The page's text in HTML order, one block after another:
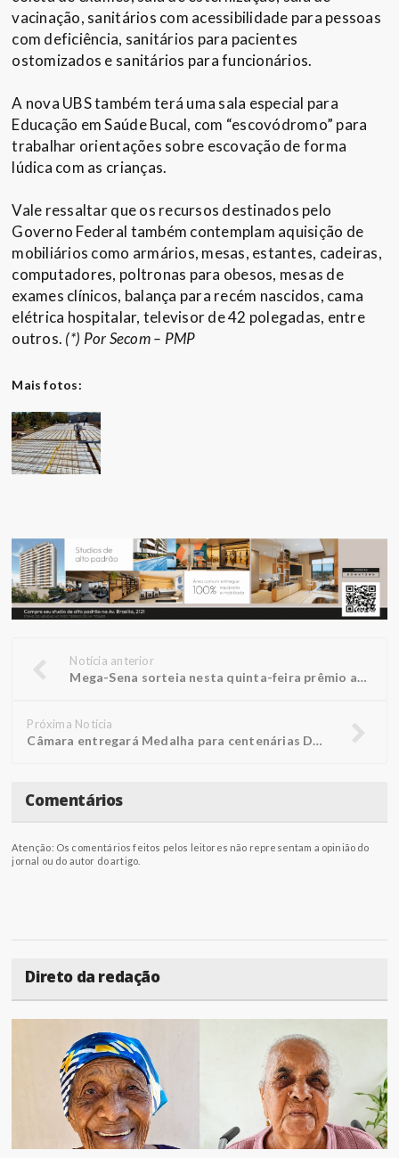
vacinação, sanitários com acessibilidade para pessoas
com deficiência, sanitários para pacientes
ostomizados e sanitários para funcionários.
A nova UBS também terá uma sala especial para
Educação em Saúde Bucal, com “escovódromo” para
trabalhar orientações sobre escovação de forma
lúdica com as crianças.
Vale ressaltar que os recursos destinados pelo
Governo Federal também contemplam aquisição de
mobiliários como armários, mesas, estantes, cadeiras,
computadores, poltronas para obesos, mesas de
exames clínicos, balança para recém nascidos, cama
elétrica hospitalar, televisor de 42 polegadas, entre
outros. (*) Por Secom – PMP
Mais fotos:
Notícia anterior
Mega-Sena sorteia nesta quinta-feira prêmio acumulado em R$ 10 milhões
Próxima Notícia
Câmara entregará Medalha para centenárias Doralice e Rosália
Comentários
Atenção: Os comentários feitos pelos leitores não representam a opinião do
jornal ou do autor do artigo.
Direto da redação